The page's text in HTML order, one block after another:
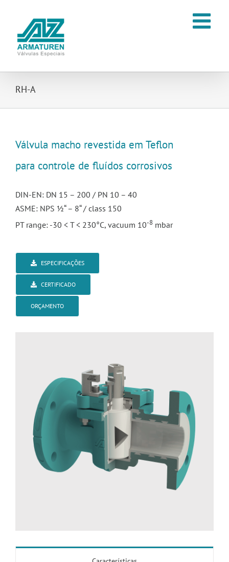
conteúdo
RH-A
Válvula macho revestida em Teflon
para controle de fluídos corrosivos
DIN-EN: DN 15 – 200 / PN 10 – 40
ASME: NPS ½“ – 8“ / class 150
PT range: -30 < T < 230°C, vacuum 10-8mbar
ESPECIFICAÇÕES
CERTIFICADO
ORÇAMENTO